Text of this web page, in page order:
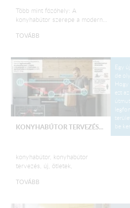
Több mint főzőhely: A
konyhabútor szerepe a modern...
TOVÁBB
KONYHABÚTOR TERVEZÉS...
konyhabútor, konyhabútor
tervezés, új, ötletek,
TOVÁBB
Egy
de
ezt
be